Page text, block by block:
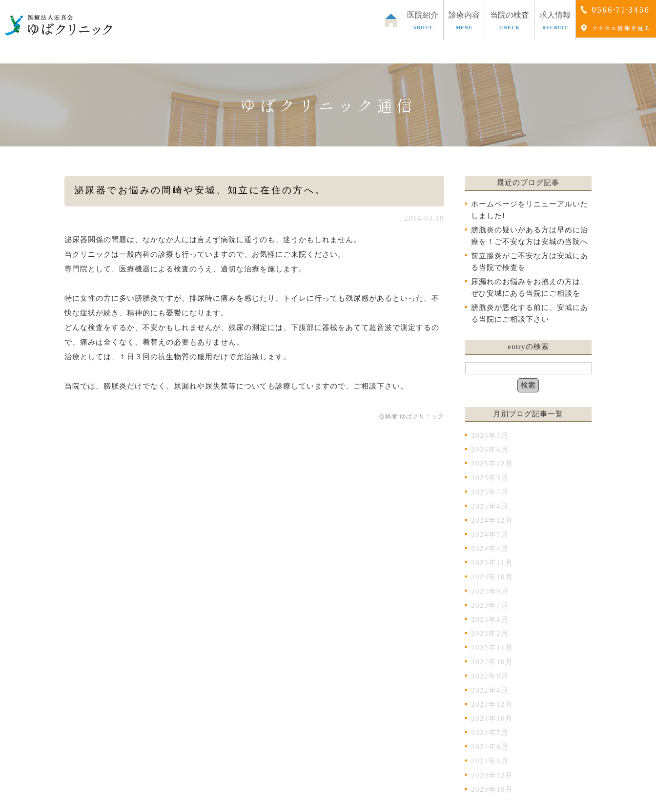
医院紹介
ABOUT
診療内容
MENU
女性の泌尿器のお悩み お子さまの泌尿器のお悩み ED治療
AGA治療
当院の検査
CHECK
性病の検査・治療
求人情報
RECRUIT
ゆばクリニック通信
泌尿器でお悩みの岡崎や安城、知立に在住の方へ。
2014.03.10
泌尿器関係の問題は、なかなか人には言えず病院に通うのも、迷うかもしれません。
当クリニックは一般内科の診療も行っていますので、お気軽にご来院ください。
専門院として、医療機器による検査のうえ、適切な治療を施します。
特に女性の方に多い膀胱炎ですが、排尿時に痛みを感じたり、トイレに行っても残尿感があるといった、不
快な症状が続き、精神的にも憂鬱になります。
どんな検査をするか、不安かもしれませんが、残尿の測定には、下腹部に器械をあてて超音波で測定するの
で、痛みは全くなく、着替えの必要もありません。
治療としては、１日３回の抗生物質の服用だけで完治致します。
当院では、膀胱炎だけでなく、尿漏れや尿失禁等についても診療していますので、ご相談下さい。
投稿者: ゆばクリニック
最近のブログ記事
ホームページをリニューアルいた
しました!
膀胱炎の疑いがある方は早めに治
療を！ご不安な方は安城の当院へ
前立腺炎がご不安な方は安城にあ
る当院で検査を
尿漏れのお悩みをお抱えの方は、
ぜひ安城にある当院にご相談を
膀胱炎が悪化する前に、安城にあ
る当院にご相談下さい
entryの検索
月別ブログ記事一覧
2026年7月
2026年4月
2025年12月
2025年9月
2025年7月
2025年4月
2024年12月
2024年7月
2024年4月
2023年11月
2023年10月
2023年9月
2023年7月
2023年4月
2023年2月
2022年11月
2022年10月
2022年8月
2022年4月
2021年12月
2021年10月
2021年7月
2021年6月
2021年4月
2020年12月
2020年10月